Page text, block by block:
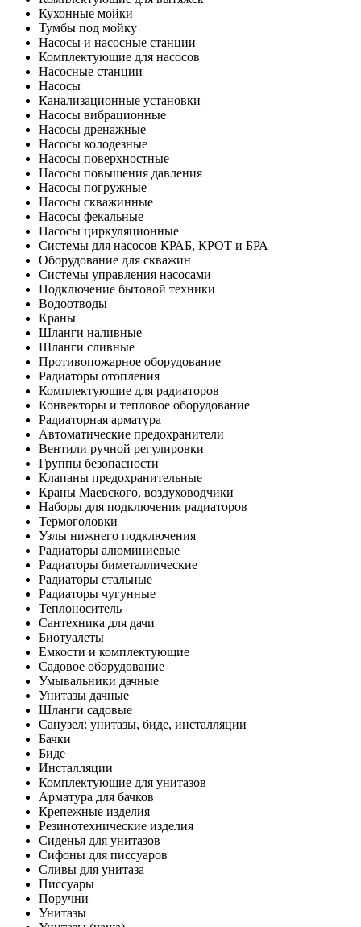
Кухонные мойки
Тумбы под мойку
Насосы и насосные станции
Комплектующие для насосов
Насосные станции
Насосы
Канализационные установки
Насосы вибрационные
Насосы дренажные
Насосы колодезные
Насосы поверхностные
Насосы повышения давления
Насосы погружные
Насосы скважинные
Насосы фекальные
Насосы циркуляционные
Системы для насосов КРАБ, КРОТ и БРА
Оборудование для скважин
Системы управления насосами
Подключение бытовой техники
Водоотводы
Краны
Шланги наливные
Шланги сливные
Противопожарное оборудование
Радиаторы отопления
Комплектующие для радиаторов
Конвекторы и тепловое оборудование
Радиаторная арматура
Автоматические предохранители
Вентили ручной регулировки
Группы безопасности
Клапаны предохранительные
Краны Маевского, воздуховодчики
Наборы для подключения радиаторов
Термоголовки
Узлы нижнего подключения
Радиаторы алюминиевые
Радиаторы биметаллические
Радиаторы стальные
Радиаторы чугунные
Теплоноситель
Сантехника для дачи
Биотуалеты
Емкости и комплектующие
Садовое оборудование
Умывальники дачные
Унитазы дачные
Шланги садовые
Санузел: унитазы, биде, инсталляции
Бачки
Биде
Инсталляции
Комплектующие для унитазов
Арматура для бачков
Крепежные изделия
Резинотехнические изделия
Сиденья для унитазов
Сифоны для писсуаров
Сливы для унитаза
Писсуары
Поручни
Унитазы